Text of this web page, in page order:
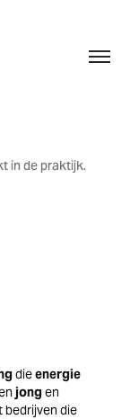
in de praktijk.
dieenergie
jongen
bedrijven die